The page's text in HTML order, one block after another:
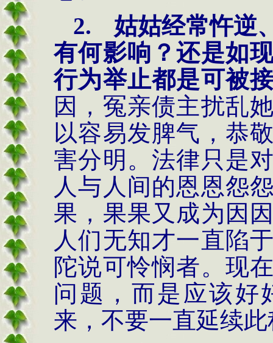
2.
姑姑经常忤逆
有何影响？还是如
行为举止都是可被
因，冤亲债主扰乱
以容易发脾气，恭
害分明。法律只是
人与人间的恩恩怨
果，果果又成为因
人们无知才一直陷
陀说可怜悯者。现
问题，而是应该好
来，不要一直延续